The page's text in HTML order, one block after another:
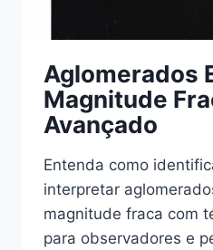
Aglomerados
Magnitude
Avançado
Entenda como
interpretar
magnitude fraca com
para observadores e